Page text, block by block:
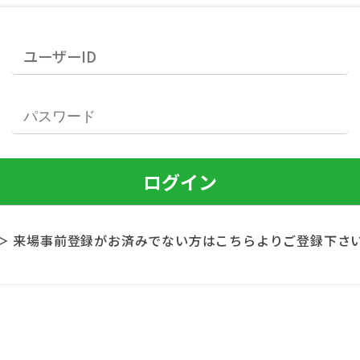
来場事前登録がお済みでない方はこちらよりご登録下さ